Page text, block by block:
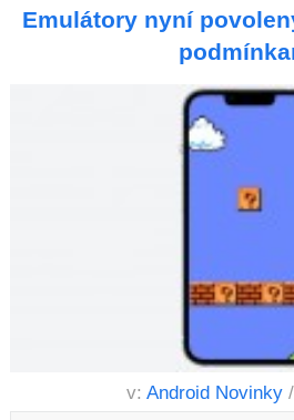
Emulátory nyní
v: Android Novinky